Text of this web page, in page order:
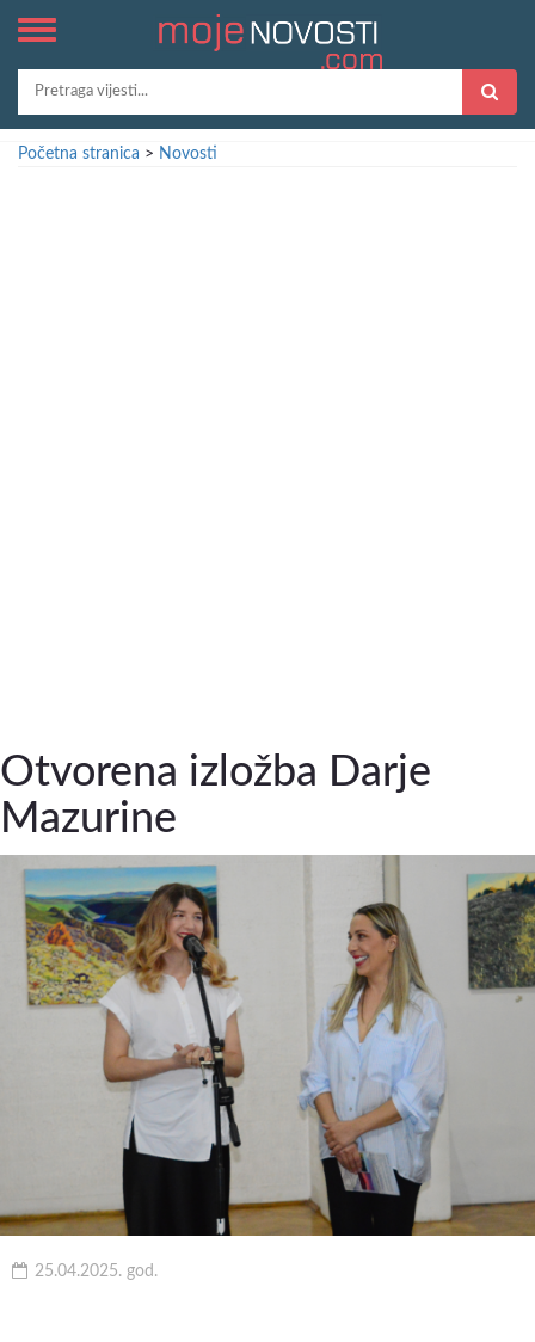
Početna stranica > Novosti
Otvorena izložba Darje
Mazurine
25.04.2025. god.